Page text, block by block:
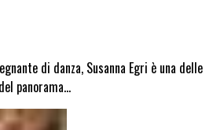
di danza, Susanna Egri è una delle
panorama…